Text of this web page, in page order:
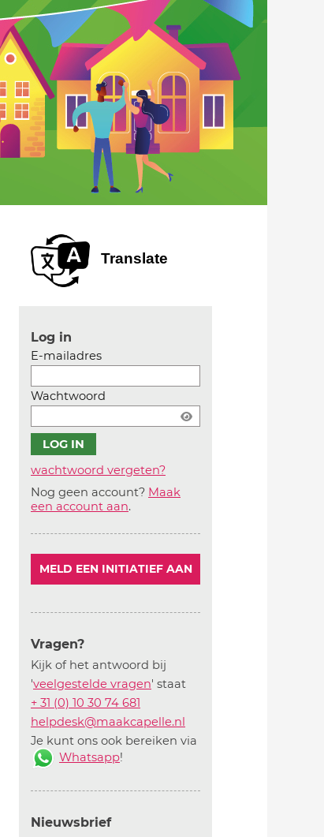
Translate
Log in
E-mailadres
Wachtwoord
wachtwoord vergeten?
Nog geen account? Maak
een account aan.
MELD EEN INITIATIEF AAN
Vragen?
Kijk of het antwoord bij
'veelgestelde vragen' staat
+ 31 (0) 10 30 74 681
helpdesk@maakcapelle.nl
Je kunt ons ook bereiken via
Whatsapp!
Nieuwsbrief